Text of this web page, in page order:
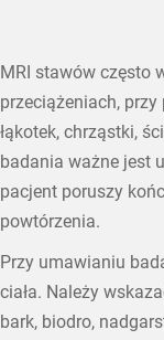
MRI stawów często
przeciążeniach, przy
łąkotek, chrząstki,
badania ważne jest
pacjent poruszy
powtórzenia.
Przy umawianiu
ciała. Należy
bark, biodro,